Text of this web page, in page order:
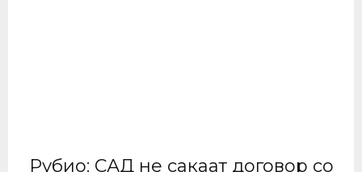
Рубио: САД не сакаат договор со